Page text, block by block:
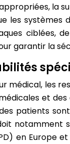
la
les
ciblées,
garantir la
médical, les
et
patients
notamment
en Europe